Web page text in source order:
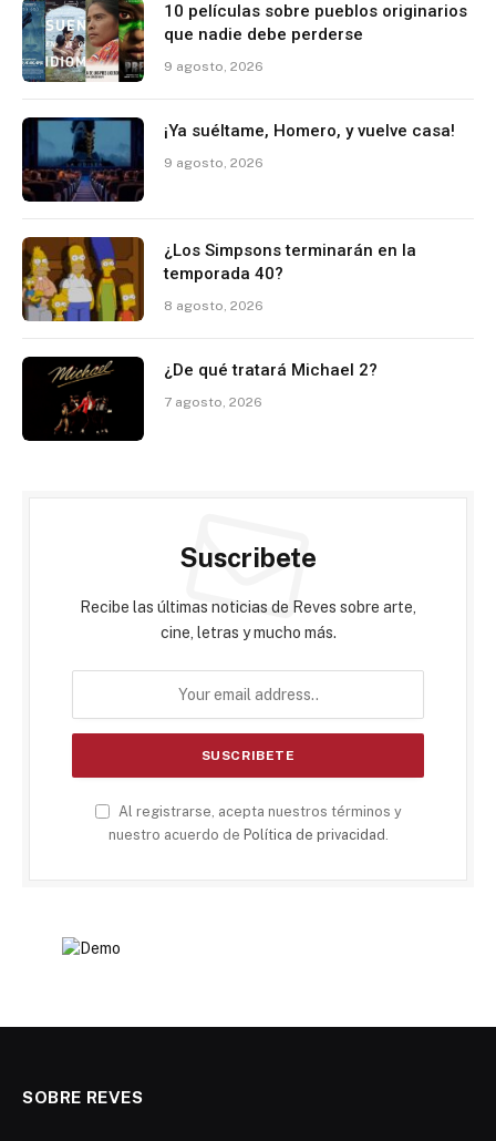
10 películas sobre pueblos originarios
que nadie debe perderse
9 agosto, 2026
¡Ya suéltame, Homero, y vuelve casa!
9 agosto, 2026
¿Los Simpsons terminarán en la
temporada 40?
8 agosto, 2026
¿De qué tratará Michael 2?
7 agosto, 2026
Suscribete
Recibe las últimas noticias de Reves sobre arte,
cine, letras y mucho más.
Al registrarse, acepta nuestros términos y
nuestro acuerdo de Política de privacidad .
SOBRE REVES